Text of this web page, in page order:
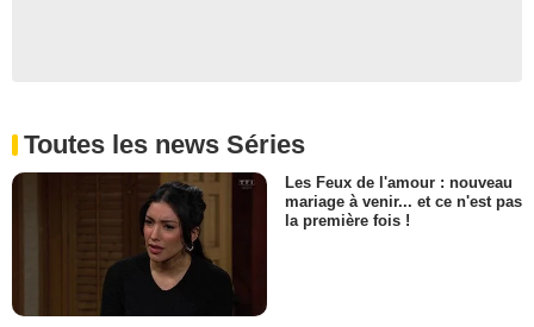
Toutes les news Séries
Les Feux de l'amour : nouveau
mariage à venir... et ce n'est pas
la première fois !